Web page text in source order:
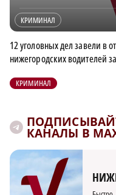
КРИМИНАЛ
12 уголовных дел завели в
нижегородских водителей
КРИМИНАЛ
КАНАЛЫ В